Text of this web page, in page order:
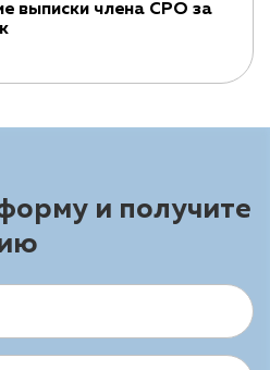
выписки члена СРО за
и получите